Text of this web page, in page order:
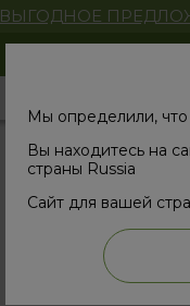
ВЫГОДНОЕ
Готовы
Мы определили,
Вы находитесь на
страны Russia
Сайт для вашей